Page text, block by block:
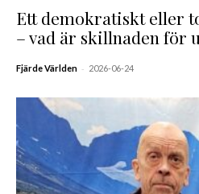
Ett demokratiskt eller
– vad är skillnaden för
Fjärde Världen - 2026-06-24